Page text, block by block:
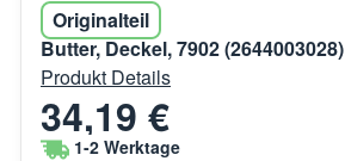
Originalteil
Butter, Deckel, 7902 (2644003028)
Produkt Details
34,19 €
1-2 Werktage